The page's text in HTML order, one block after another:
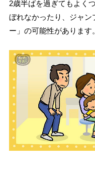
2歳半ばを過ぎてもよく
ぼれなかったり、ジャン
ー」の可能性があります。